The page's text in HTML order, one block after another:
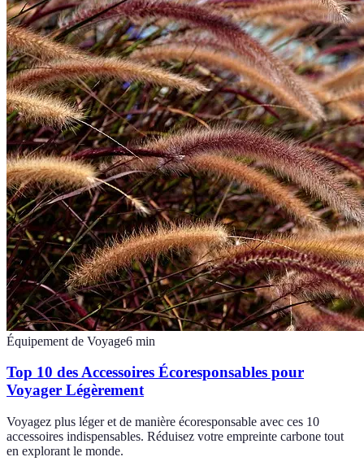
Équipement de Voyage6 min
Top 10 des Accessoires Écoresponsables pour
Voyager Légèrement
Voyagez plus léger et de manière écoresponsable avec ces 10
accessoires indispensables. Réduisez votre empreinte carbone tout
en explorant le monde.